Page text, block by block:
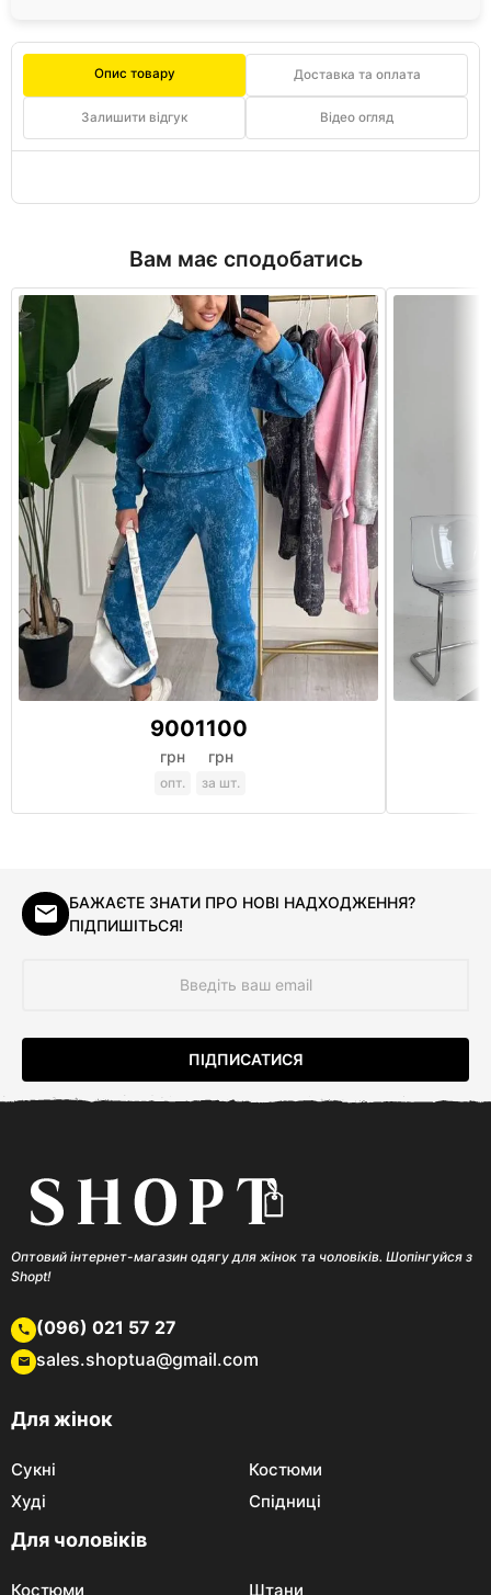
Опис товару Доставка та оплата
Залишити відгук Відео огляд
Вам має сподобатись
900
грн
опт.
1100
грн
за шт.
БАЖАЄТЕ ЗНАТИ ПРО НОВІ НАДХОДЖЕННЯ?
ПІДПИШІТЬСЯ!
Оптовий інтернет-магазин одягу для жінок та чоловіків. Шопінгуйся з
Shopt!
(096) 021 57 27
sales.shoptua@gmail.com
Для жінок
Сукні
Костюми
Худі
Спідниці
Для чоловіків
Костюми Штани